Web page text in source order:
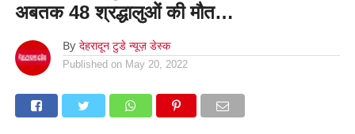
अबतक 48 श्रद्धालुओं की मौत…
By देहरादून टुडे न्यूज़ डेस्क
Published on May 20, 2022